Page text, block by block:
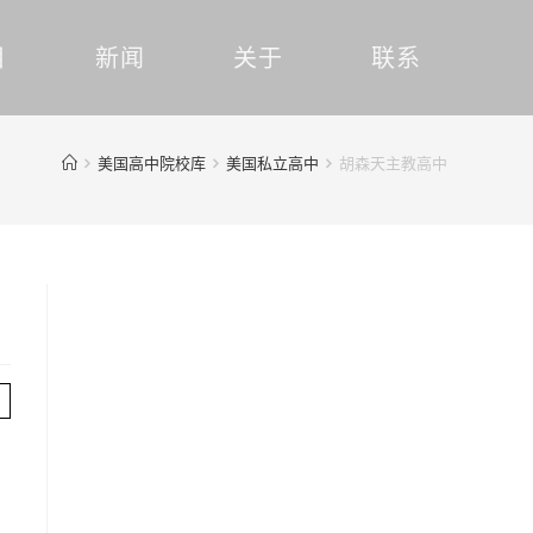
新闻 关于 联系
美国高中院校库 美国私立高中 胡森天主教高中